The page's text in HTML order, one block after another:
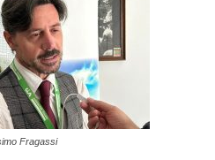
Fragassi